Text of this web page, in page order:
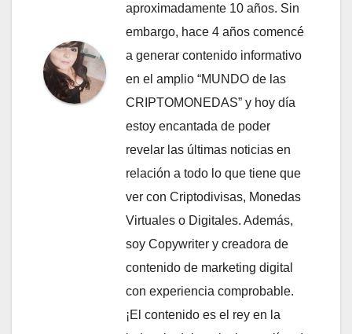
aproximadamente 10 años. Sin
embargo, hace 4 años comencé
a generar contenido informativo
en el amplio “MUNDO de las
CRIPTOMONEDAS” y hoy día
estoy encantada de poder
revelar las últimas noticias en
relación a todo lo que tiene que
ver con Criptodivisas, Monedas
Virtuales o Digitales. Además,
soy Copywriter y creadora de
contenido de marketing digital
con experiencia comprobable.
¡El contenido es el rey en la